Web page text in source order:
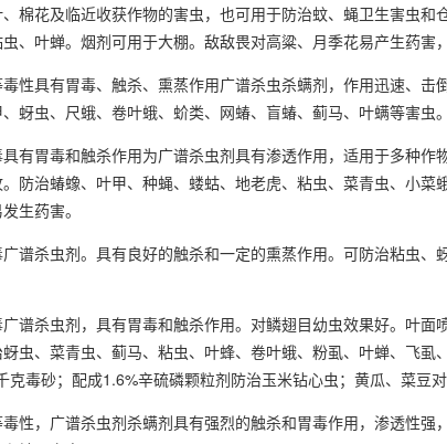
棉花及临近收获作物的害虫，也可用于防治蚊、蝇卫生害虫和
、叶蝉。烟剂可用于大棚。敌敌畏对高粱、月季花易产生药害
具有胃毒、触杀、熏蒸作用广谱杀虫杀螨剂，作用迅速、击
蚜虫、尺蛾、卷叶蛾、蚧类、网蝽、盲蝽、蓟马、叶螨等害虫。
胃毒和触杀作用为广谱杀虫剂具有渗透作用，适用于多种作
防治蝽蟓、叶甲、种蝇、蝼蛄、地老虎、粘虫、菜青虫、小菜
生药害。
杀虫剂。具有良好的触杀和一定的熏蒸作用。可防治粘虫、
杀虫剂，具有胃毒和触杀作用。对鳞翅目幼虫效果好。叶面
虫、菜青虫、蓟马、粘虫、叶蜂、卷叶蛾、粉虱、叶蝉、飞
克毒砂；配成1.6%辛硫磷颗粒剂防治玉米钻心虫；黄瓜、菜豆
，广谱杀虫剂杀螨剂具有强烈的触杀和胃毒作用，渗透性强